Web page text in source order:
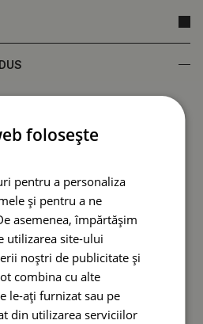
care asigură durabilitate și
protecție) poate diferi ca
în ofertă.Acest lucru nu
și nu constituie motiv
folosește
pentru a personaliza
și pentru a ne
asemenea, împărtășim
utilizarea site-ului
noștri de publicitate și
combina cu alte
le-ați furnizat sau pe
din utilizarea serviciilor